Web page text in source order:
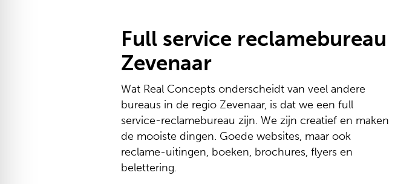
Full service reclamebureau
Zevenaar
Wat Real Concepts onderscheidt van veel andere
bureaus in de regio Zevenaar, is dat we een full
service-reclamebureau zijn. We zijn creatief en maken
de mooiste dingen. Goede websites, maar ook
reclame-uitingen, boeken, brochures, flyers en
belettering.